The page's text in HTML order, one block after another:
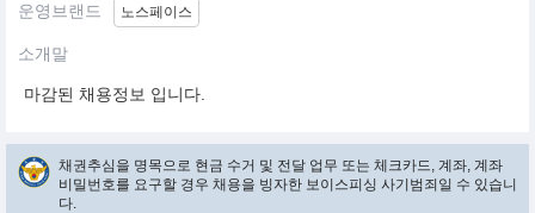
운영브랜드 노스페이스
소개말
마감된 채용정보 입니다.
채권추심을 명목으로 현금 수거 및 전달 업무 또는 체크카드, 계좌, 계좌
비밀번호를 요구할 경우 채용을 빙자한 보이스피싱 사기범죄일 수 있습니
다.